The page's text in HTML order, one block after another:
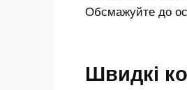
Обсмажуйте до
Швидкі